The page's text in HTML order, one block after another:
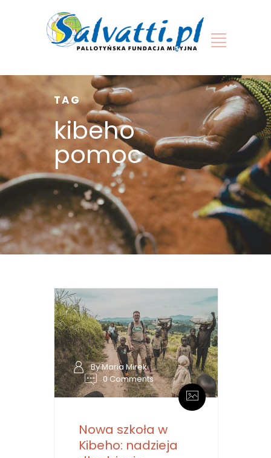
TAG
kibeho
pomoc
By Maria Mirek
0 Comments
Nowa szkoła w
Kibeho: nadzieja